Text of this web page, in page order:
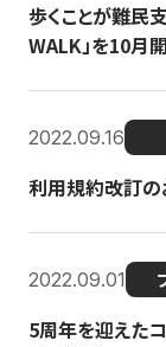
歩くことが難民
WALK」を10月
2022.09.16
利用規約改訂の
2022.09.01
5周年を迎えた